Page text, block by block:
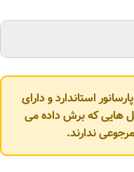
استاندارد و دارای
هایی که برش داده می
ندارند.